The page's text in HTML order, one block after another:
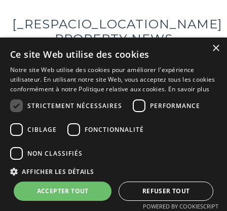
[_RESPACIO_LOCATION_NAME]
PROPERTY NEWS
Aucune donnée trouvée – rechercher à nouveau
ALL BLOGS
SECTEURS
Immobilier Somme
×
Ce site Web utilise des cookies
Notre site Web utilise des cookies pour améliorer l'expérience
utilisateur. En utilisant notre site Web, vous acceptez tous les cookies
conformément à notre Politique relative aux cookies. En savoir plus
STRICTEMENT NÉCESSAIRES
PERFORMANCE
CIBLAGE FONCTIONNALITÉ
NON CLASSIFIÉS
AFFICHER LES DÉTAILS
ACCEPTER TOUT REFUSER TOUT
POWERED BY COOKIESCRIPT